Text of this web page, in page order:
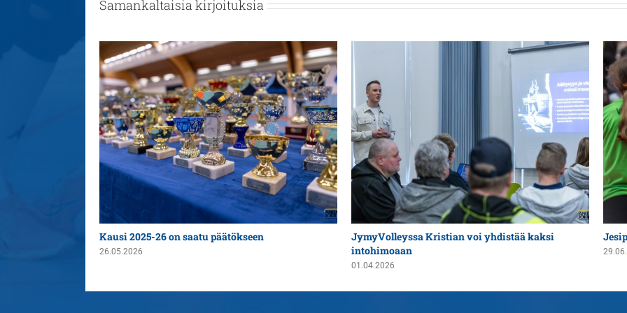
Samankaltaisia kirjoituksia
Kausi 2025-26 on saatu päätökseen
26.05.2026
JymyVolleyssa Kristian voi yhdistää kaksi
intohimoaan
01.04.2026